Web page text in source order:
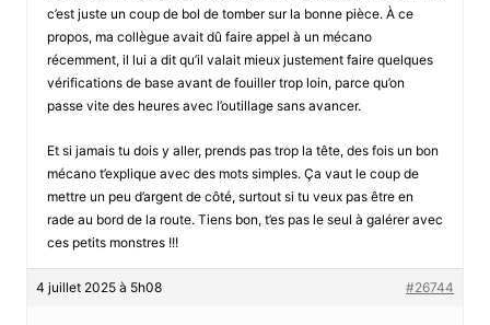
c’est juste un coup de bol de tomber sur la bonne pièce. À ce
propos, ma collègue avait dû faire appel à un mécano
récemment, il lui a dit qu’il valait mieux justement faire quelques
vérifications de base avant de fouiller trop loin, parce qu’on
passe vite des heures avec l’outillage sans avancer.
Et si jamais tu dois y aller, prends pas trop la tête, des fois un bon
mécano t’explique avec des mots simples. Ça vaut le coup de
mettre un peu d’argent de côté, surtout si tu veux pas être en
rade au bord de la route. Tiens bon, t’es pas le seul à galérer avec
ces petits monstres !!!
4 juillet 2025 à 5h08 #26744